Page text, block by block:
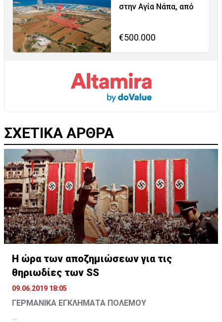
στην Αγία Νάπα, από
€500.000
ΣΧΕΤΙΚΑ ΑΡΘΡΑ
Η ώρα των αποζημιώσεων για τις
θηριωδίες των SS
09.06.2019 18:05
ΓΕΡΜΑΝΙΚΑ ΕΓΚΛΗΜΑΤΑ ΠΟΛΕΜΟΥ